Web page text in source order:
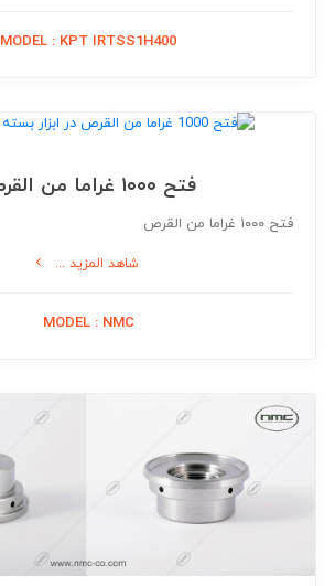
MODEL : KPT IRTSS1H400
فتح ۱۰۰۰ غراما من القرص
فتح ۱۰۰۰ غراما من القرص
شاهد المزيد ...
MODEL : NMC